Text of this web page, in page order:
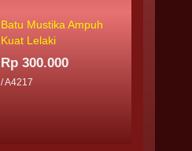
Batu Mustika Ampuh
Kuat Lelaki
Rp 300.000
/ A4217